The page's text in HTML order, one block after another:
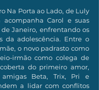
Na Porta ao Lado, de Luly
acompanha Carol e suas
Janeiro, enfrentando os
da adolescência. Entre o
o novo padrasto como
irmão como colega de
do primeiro amor,
Beta, Trix, Pri e
a lidar com conflitos